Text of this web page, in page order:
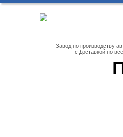
Завод по производству
с Доставкой по